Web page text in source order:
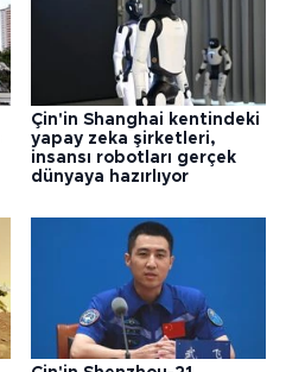
Çin'in Shanghai kentindeki
yapay zeka şirketleri,
insansı robotları gerçek
dünyaya hazırlıyor